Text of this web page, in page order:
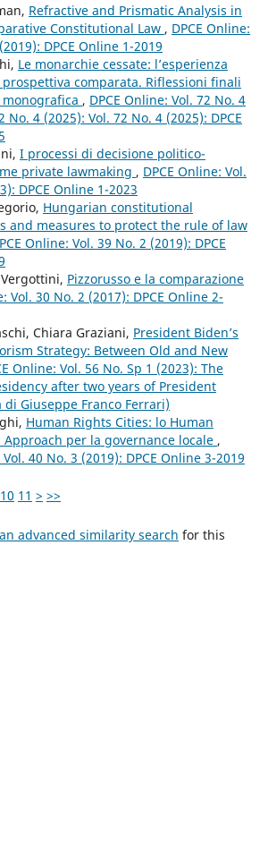
Refractive and Prismatic Analysis in
Constitutional Law , DPCE Online:
DPCE Online 1-2019
Le monarchie cessate: l’esperienza
comparata. Riflessioni finali
, DPCE Online: Vol. 72 No. 4
No. 4 (2025): Vol. 72 No. 4 (2025): DPCE
I processi di decisione politico-
private lawmaking , DPCE Online: Vol.
DPCE Online 1-2023
Hungarian constitutional
and measures to protect the rule of law
Online: Vol. 39 No. 2 (2019): DPCE
Pizzorusso e la comparazione
Vol. 30 No. 2 (2017): DPCE Online 2-
Chiara Graziani, President Biden’s
Strategy: Between Old and New
Online: Vol. 56 No. Sp 1 (2023): The
after two years of President
di Giuseppe Franco Ferrari)
Human Rights Cities: lo Human
Approach per la governance locale ,
Vol. 40 No. 3 (2019): DPCE Online 3-2019
10 11 > >>
advanced similarity search for this